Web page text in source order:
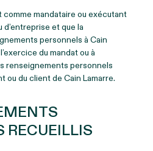
comme mandataire ou exécutant
et que la
personnels à Cain
du mandat ou à
renseignements personnels
ou du client de Cain Lamarre.
RECUEILLIS